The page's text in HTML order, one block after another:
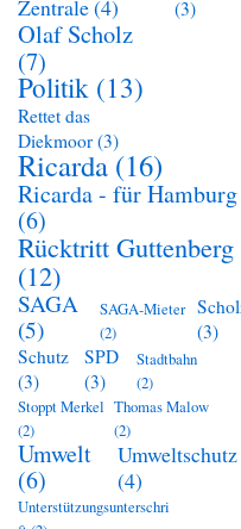
Zentrale(4)
(3)
Olaf Scholz
(7)
Politik (13)
Rettet das
Diekmoor (3)
Ricarda (16)
Ricarda - für Hamburg
(6)
Rücktritt Guttenberg
(12)
SAGA
(5)
SAGA-Mieter
(2)
(3)
Schutz
(3)
SPD
(3)
Stadtbahn
(2)
Stoppt Merkel
(2)
Thomas Malow
(2)
Umwelt
(6)
Umweltschutz
(4)
Unterstützungsunterschri